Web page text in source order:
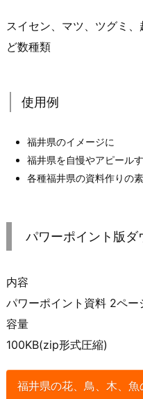
スイセン、マツ、ツグミ
ど数種類
使用例
福井県のイメージに
福井県を自慢やアピール
各種福井県の資料作りの
パワーポイント版ダ
内容
パワーポイント資料 2ペー
容量
100KB(zip形式圧縮)
福井県の花、鳥、木、